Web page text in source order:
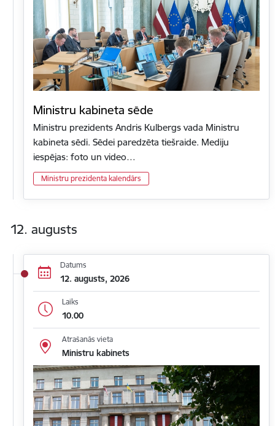
Ministru kabineta sēde
Ministru prezidents Andris Kulbergs vada Ministru
kabineta sēdi. Sēdei paredzēta tiešraide. Mediju
iespējas: foto un video…
Ministru prezidenta kalendārs
12. augusts
Datums
12. augusts, 2026
Laiks
10.00
Atrašanās vieta
Ministru kabinets